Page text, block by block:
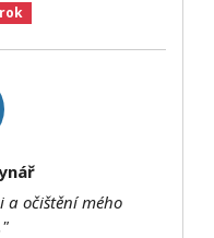
a očištění mého